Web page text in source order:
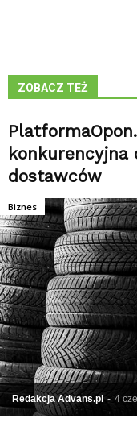
ZOBACZ TEŻ
konkurencyjna
dostawców
Redakcja Advans.pl - 4
Biznes